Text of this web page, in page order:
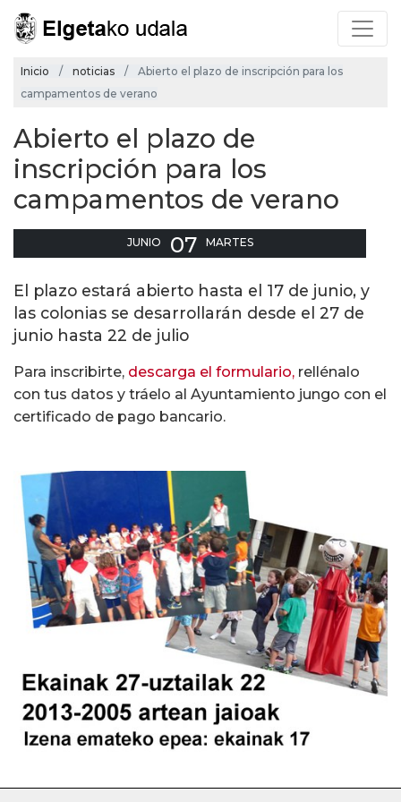
Inicio noticias
Abierto el plazo de inscripción para los
campamentos de verano
Abierto el plazo de
inscripción para los
campamentos de verano
JUNIO 07 MARTES
El plazo estará abierto hasta el 17 de junio, y
las colonias se desarrollarán desde el 27 de
junio hasta 22 de julio
Para inscribirte, descarga el formulario, rellénalo
con tus datos y tráelo al Ayuntamiento jungo con el
certificado de pago bancario.